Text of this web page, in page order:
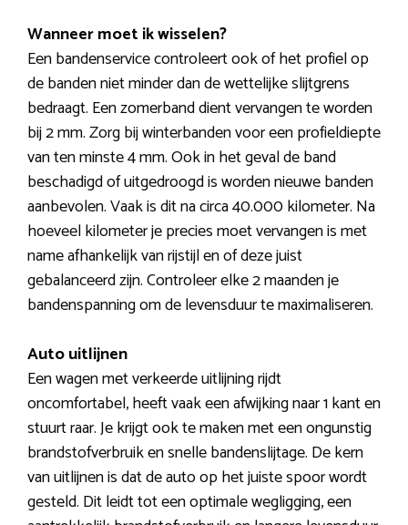
Wanneer moet ik wisselen?
Een bandenservice controleert ook of het profiel op
de banden niet minder dan de wettelijke slijtgrens
bedraagt. Een zomerband dient vervangen te worden
bij 2 mm. Zorg bij winterbanden voor een profieldiepte
van ten minste 4 mm. Ook in het geval de band
beschadigd of uitgedroogd is worden nieuwe banden
aanbevolen. Vaak is dit na circa 40.000 kilometer. Na
hoeveel kilometer je precies moet vervangen is met
name afhankelijk van rijstijl en of deze juist
gebalanceerd zijn. Controleer elke 2 maanden je
bandenspanning om de levensduur te maximaliseren.
Auto uitlijnen
Een wagen met verkeerde uitlijning rijdt
oncomfortabel, heeft vaak een afwijking naar 1 kant en
stuurt raar. Je krijgt ook te maken met een ongunstig
brandstofverbruik en snelle bandenslijtage. De kern
van uitlijnen is dat de auto op het juiste spoor wordt
gesteld. Dit leidt tot een optimale wegligging, een